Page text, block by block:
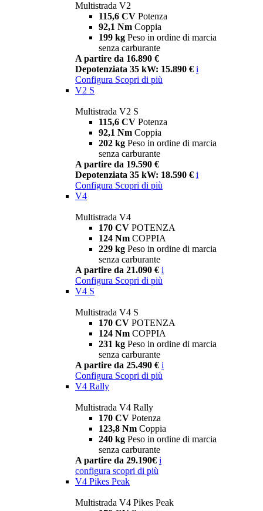
Multistrada V2
115,6 CV Potenza
92,1 Nm Coppia
199 kg Peso in ordine di marcia
senza carburante
A partire da 16.890 €
Depotenziata 35 kW: 15.890 € i
Configura Scopri di più
V2 S
Multistrada V2 S
115,6 CV Potenza
92,1 Nm Coppia
202 kg Peso in ordine di marcia
senza carburante
A partire da 19.590 €
Depotenziata 35 kW: 18.590 € i
Configura Scopri di più
V4
Multistrada V4
170 CV POTENZA
124 Nm COPPIA
229 kg Peso in ordine di marcia
senza carburante
A partire da 21.090 € i
Configura Scopri di più
V4 S
Multistrada V4 S
170 CV POTENZA
124 Nm COPPIA
231 kg Peso in ordine di marcia
senza carburante
A partire da 25.490 € i
Configura Scopri di più
V4 Rally
Multistrada V4 Rally
170 CV Potenza
123,8 Nm Coppia
240 kg Peso in ordine di marcia
senza carburante
A partire da 29.190€ i
configura scopri di più
V4 Pikes Peak
Multistrada V4 Pikes Peak